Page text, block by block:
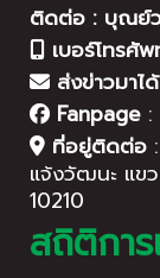
ติดต่อ : บุณย์
เบอร์โทรศั
ส่งข่าวมาไ
Fanpage :
ที่อยู่ติดต่อ :
แจ้งวัฒนะ แข
10210
สถิติการ